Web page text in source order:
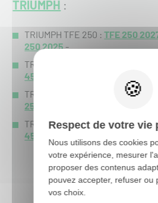
TRIUMPH :
TRIUMPH TFE 250 :TFE 250
250 2025 -
TRIUMPH TFE 450 :
450 2025
TRIUMPH TFX 250 :
TFX 250 2027
250 2025
TRIUMPH TFX 450 :TFX 450
450 2025
Respect de votre vie
Nous utilisons des cookies
votre expérience, mesurer
proposer des contenus
pouvez accepter, refuser ou
vos choix.